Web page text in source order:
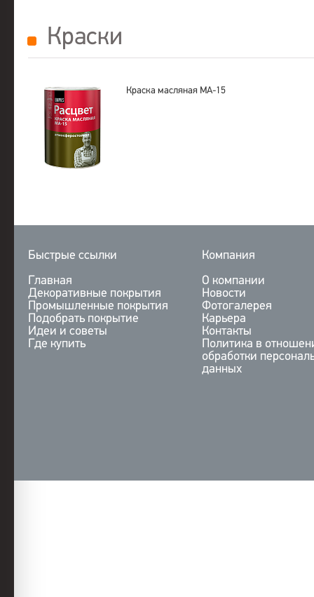
Краски
Краска масляная МА-15
Быстрые ссылки
Главная
Декоративные покрытия
Промышленные покрытия
Подобрать покрытие
Идеи и советы
Где купить
Компания
О компании
Новости
Фотогалерея
Карьера
Контакты
Политика в
обработки
данных